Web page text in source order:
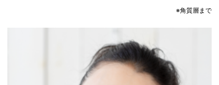
※角質層まで